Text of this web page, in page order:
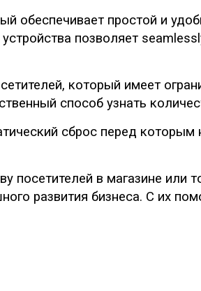
простой и
позволяет
который имеет
способ узнать
сброс перед
посетителей в магазине
развития бизнеса. С их